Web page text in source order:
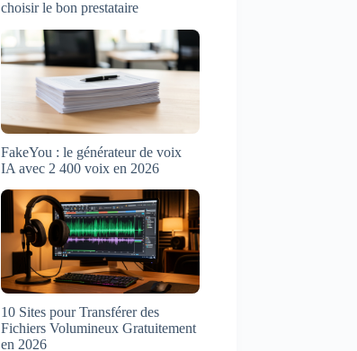
choisir le bon prestataire
FakeYou : le générateur de voix
IA avec 2 400 voix en 2026
10 Sites pour Transférer des
Fichiers Volumineux Gratuitement
en 2026